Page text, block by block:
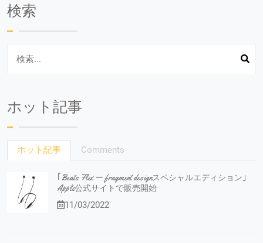
検索
ホット記事
ホット記事 Comments
｢Beats Flex ー fragment designスペシャルエディション｣
Apple公式サイトで販売開始
11/03/2022